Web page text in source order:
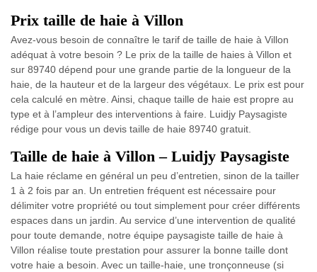
Prix taille de haie à Villon
Avez-vous besoin de connaître le tarif de taille de haie à Villon
adéquat à votre besoin ? Le prix de la taille de haies à Villon et
sur 89740 dépend pour une grande partie de la longueur de la
haie, de la hauteur et de la largeur des végétaux. Le prix est pour
cela calculé en mètre. Ainsi, chaque taille de haie est propre au
type et à l’ampleur des interventions à faire. Luidjy Paysagiste
rédige pour vous un devis taille de haie 89740 gratuit.
Taille de haie à Villon – Luidjy Paysagiste
La haie réclame en général un peu d’entretien, sinon de la tailler
1 à 2 fois par an. Un entretien fréquent est nécessaire pour
délimiter votre propriété ou tout simplement pour créer différents
espaces dans un jardin. Au service d’une intervention de qualité
pour toute demande, notre équipe paysagiste taille de haie à
Villon réalise toute prestation pour assurer la bonne taille dont
votre haie a besoin. Avec un taille-haie, une tronçonneuse (si